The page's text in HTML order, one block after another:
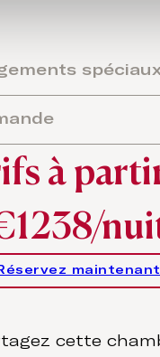
à
maintenant
cette